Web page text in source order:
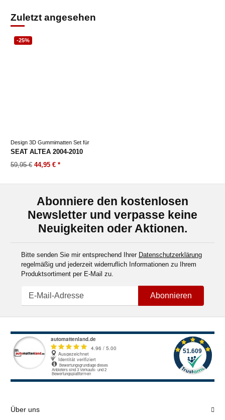
Zuletzt angesehen
-25%
Design 3D Gummimatten Set für
SEAT ALTEA 2004-2010
59,95 € 44,95 € *
Abonniere den kostenlosen
Newsletter und verpasse keine
Neuigkeiten oder Aktionen.
Bitte senden Sie mir entsprechend Ihrer Datenschutzerklärung
regelmäßig und jederzeit widerruflich Informationen zu Ihrem
Produktsortiment per E-Mail zu.
Abonnieren
Über uns